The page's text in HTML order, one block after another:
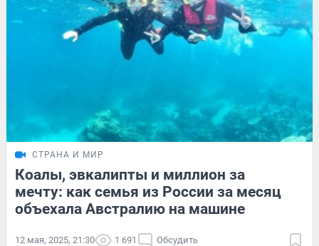
СТРАНА И МИР
Коалы, эвкалипты и миллион за
мечту: как семья из России за месяц
объехала Австралию на машине
12 мая, 2025, 21:30 1 691 Обсудить